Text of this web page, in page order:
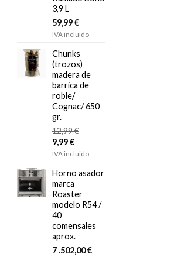
3,9 L
59,99€
IVA incluido
Chunks
(trozos)
madera de
barrica de
roble/
Cognac/ 650
gr.
12,99€
El
precio
era:
12,99 €.
9,99€El
precio
es:
IVA incluido
Horno asador
marca
Roaster
modelo R54 /
40
comensales
aprox.
7 .502,00€